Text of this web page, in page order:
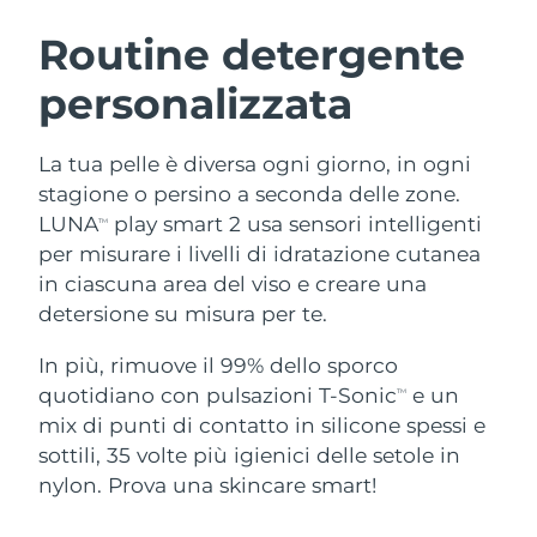
Routine detergente
personalizzata
La tua pelle è diversa ogni giorno, in ogni
stagione o persino a seconda delle zone.
LUNATM
play smart 2 usa sensori intelligenti
per misurare i livelli di idratazione cutanea
in ciascuna area del viso e creare una
detersione su misura per te.
In più, rimuove il 99% dello sporco
quotidiano con pulsazioni T-SonicTM
e un
mix di punti di contatto in silicone spessi e
sottili, 35 volte più igienici delle setole in
nylon. Prova una skincare smart!
LUNA™ 4 pacchetto
Anti-aging massage
LUNA™ 4 Plus
LUNA™ 4 Men
For men, anti-aging massage
BEAR™ 2 pacchetto
Microcurrent toning
BEAR™ 2 go
BEAR™ 2 eyes & lips
Microcurrent line smoothing device
Idratazione
UFO™ 3 pacchetto
Deep facial hydration
UFO™ 3 LED
Near-infrared and red light therapy
device
Igiene orale
Hybrid silicone sonic toothbrush
issa™ 4 plus
Smart hybrid silicone sonic toothbrush
TRATTAMENTI ANTI-AGE FAQ™
Anti-age Trattamenti LED
NEW
Austria Consegna stimata 09/08/2026
Bahrein Consegna stimata
Belgio
Bermuda Consegna stimata15/08/2026
Bosnia ed
Erzegovina
Consegna stimata 12/08/2026
Bulgaria Consegna stimata 09/08/2026
Canada Consegna stimata13/08/2026